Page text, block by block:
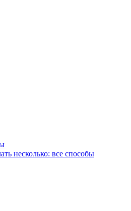
несколько: все способы